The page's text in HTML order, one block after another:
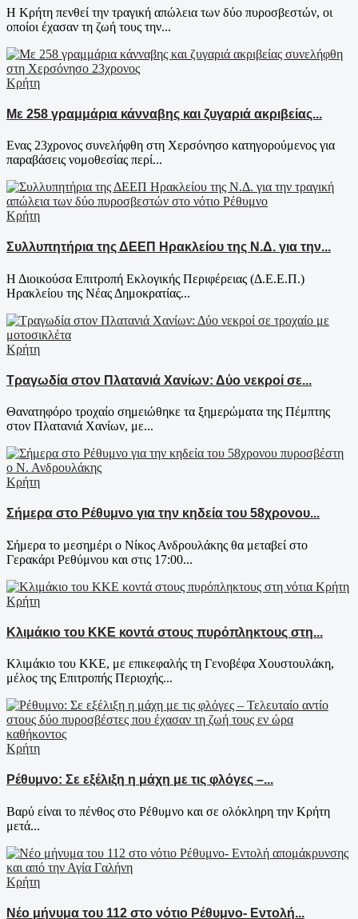
Η Κρήτη πενθεί την τραγική απώλεια των δύο πυροσβεστών, οι
οποίοι έχασαν τη ζωή τους την...
Κρήτη
Με 258 γραμμάρια κάνναβης και ζυγαριά ακριβείας...
Ενας 23χρονος συνελήφθη στη Χερσόνησο κατηγορούμενος για
παραβάσεις νομοθεσίας περί...
Κρήτη
Συλλυπητήρια της ΔΕΕΠ Ηρακλείου της Ν.Δ. για την...
Η Διοικούσα Επιτροπή Εκλογικής Περιφέρειας (Δ.Ε.Ε.Π.)
Ηρακλείου της Νέας Δημοκρατίας...
Κρήτη
Τραγωδία στον Πλατανιά Χανίων: Δύο νεκροί σε...
Θανατηφόρο τροχαίο σημειώθηκε τα ξημερώματα της Πέμπτης
στον Πλατανιά Χανίων, με...
Κρήτη
Σήμερα στο Ρέθυμνο για την κηδεία του 58χρονου...
Σήμερα το μεσημέρι ο Νίκος Ανδρουλάκης θα μεταβεί στο
Γερακάρι Ρεθύμνου και στις 17:00...
Κρήτη
Κλιμάκιο του ΚΚΕ κοντά στους πυρόπληκτους στη...
Κλιμάκιο του ΚΚΕ, με επικεφαλής τη Γενοβέφα Χουστουλάκη,
μέλος της Επιτροπής Περιοχής...
Κρήτη
Ρέθυμνο: Σε εξέλιξη η μάχη με τις φλόγες –...
Βαρύ είναι το πένθος στο Ρέθυμνο και σε ολόκληρη την Κρήτη
μετά...
Κρήτη
Νέο μήνυμα του 112 στο νότιο Ρέθυμνο- Εντολή...